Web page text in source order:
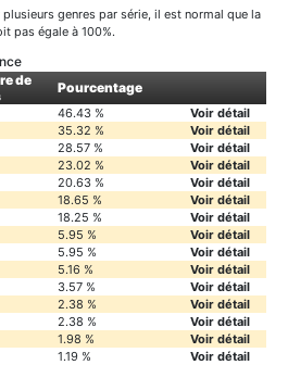
genres par série, il est normal que la
pas égale à 100%.
de
Pourcentage
46.43 %
Voir détail
35.32 %
Voir détail
28.57 %
Voir détail
23.02 %
Voir détail
20.63 %
Voir détail
18.65 %
Voir détail
18.25 %
Voir détail
5.95 %
Voir détail
5.95 %
Voir détail
5.16 %
Voir détail
3.57 %
Voir détail
2.38 %
Voir détail
2.38 %
Voir détail
1.98 %
Voir détail
1.19 %
Voir détail